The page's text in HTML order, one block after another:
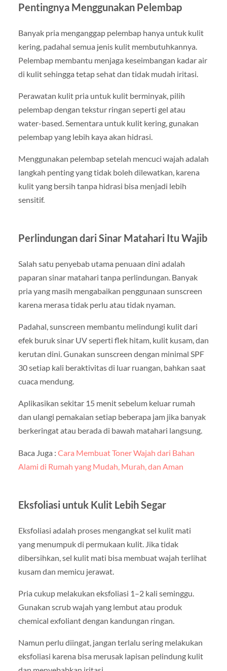
Pentingnya Menggunakan Pelembap
Banyak pria menganggap pelembap hanya untuk kulit
kering, padahal semua jenis kulit membutuhkannya.
Pelembap membantu menjaga keseimbangan kadar air
di kulit sehingga tetap sehat dan tidak mudah iritasi.
Perawatan kulit pria untuk kulit berminyak, pilih
pelembap dengan tekstur ringan seperti gel atau
water-based. Sementara untuk kulit kering, gunakan
pelembap yang lebih kaya akan hidrasi.
Menggunakan pelembap setelah mencuci wajah adalah
langkah penting yang tidak boleh dilewatkan, karena
kulit yang bersih tanpa hidrasi bisa menjadi lebih
sensitif.
Perlindungan dari Sinar Matahari Itu Wajib
Salah satu penyebab utama penuaan dini adalah
paparan sinar matahari tanpa perlindungan. Banyak
pria yang masih mengabaikan penggunaan sunscreen
karena merasa tidak perlu atau tidak nyaman.
Padahal, sunscreen membantu melindungi kulit dari
efek buruk sinar UV seperti flek hitam, kulit kusam, dan
kerutan dini. Gunakan sunscreen dengan minimal SPF
30 setiap kali beraktivitas di luar ruangan, bahkan saat
cuaca mendung.
Aplikasikan sekitar 15 menit sebelum keluar rumah
dan ulangi pemakaian setiap beberapa jam jika banyak
berkeringat atau berada di bawah matahari langsung.
Baca Juga : Cara Membuat Toner Wajah dari Bahan
Alami di Rumah yang Mudah, Murah, dan Aman
Eksfoliasi untuk Kulit Lebih Segar
Eksfoliasi adalah proses mengangkat sel kulit mati
yang menumpuk di permukaan kulit. Jika tidak
dibersihkan, sel kulit mati bisa membuat wajah terlihat
kusam dan memicu jerawat.
Pria cukup melakukan eksfoliasi 1–2 kali seminggu.
Gunakan scrub wajah yang lembut atau produk
chemical exfoliant dengan kandungan ringan.
Namun perlu diingat, jangan terlalu sering melakukan
eksfoliasi karena bisa merusak lapisan pelindung kulit